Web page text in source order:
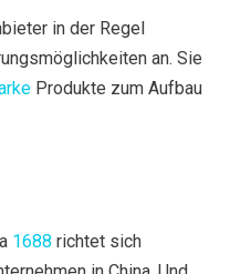
in der Regel
an. Sie
Produkte zum Aufbau
1688 richtet sich